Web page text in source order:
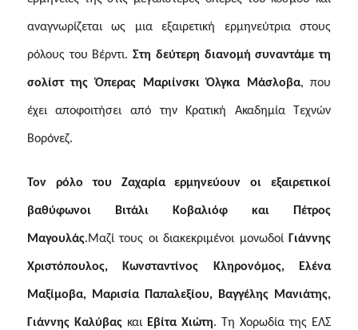
αναγνωρίζεται ως μια εξαιρετική ερμηνεύτρια στους
ρόλους του Βέρντι.Στη δεύτερη διανομή συναντάμε τη
σολίστ της Όπερας ΜαριίνσκιΌλγκα Μάσλοβα, που
έχει αποφοιτήσει από την Κρατική Ακαδημία Τεχνών
Βορόνεζ.
Τον ρόλο του Ζαχαρία ερμηνεύουν οι εξαιρετικοί
βαθύφωνοι Βιτάλι Κοβαλιόφ και Πέτρος
Μαγουλάς.Μαζί τους οι διακεκριμένοι μονωδοί Γιάννης
Χριστόπουλος, Κωνσταντίνος Κληρονόμος, Ελένα
Μαξίμοβα, Μαρισία Παπαλεξίου, Βαγγέλης Μανιάτης,
Γιάννης Καλύβας καιΕβίτα Χιώτη. Τη Χορωδία της ΕΛΣ